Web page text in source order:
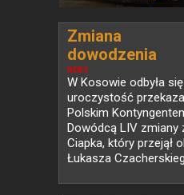
NEWS
Zmiana
dowodzenia
Polskim...
W Kosowie odbyła się
uroczystość
Polskim
Dowódcą LIV zmiany
Ciapka, który przejął
Łukasza